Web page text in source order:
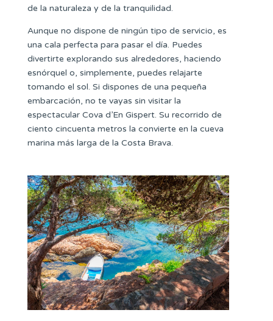
de la naturaleza y de la tranquilidad.
Aunque no dispone de ningún tipo de servicio, es
una cala perfecta para pasar el día. Puedes
divertirte explorando sus alrededores, haciendo
esnórquel o, simplemente, puedes relajarte
tomando el sol. Si dispones de una pequeña
embarcación, no te vayas sin visitar la
espectacular Cova d’En Gispert. Su recorrido de
ciento cincuenta metros la convierte en la cueva
marina más larga de la Costa Brava.